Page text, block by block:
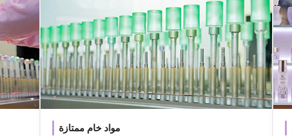
مواد خام ممتازة